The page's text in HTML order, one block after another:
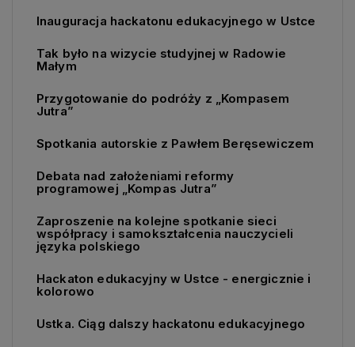
Inauguracja hackatonu edukacyjnego w Ustce
Tak było na wizycie studyjnej w Radowie
Małym
Przygotowanie do podróży z „Kompasem
Jutra”
Spotkania autorskie z Pawłem Beręsewiczem
Debata nad założeniami reformy
programowej „Kompas Jutra”
Zaproszenie na kolejne spotkanie sieci
współpracy i samokształcenia nauczycieli
języka polskiego
Hackaton edukacyjny w Ustce - energicznie i
kolorowo
Ustka. Ciąg dalszy hackatonu edukacyjnego